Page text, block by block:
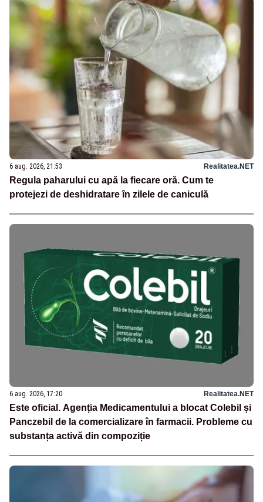
6 aug. 2026, 21:53 Realitatea.NET
Regula paharului cu apă la fiecare oră. Cum te
protejezi de deshidratare în zilele de caniculă
6 aug. 2026, 17:20 Realitatea.NET
Este oficial. Agenția Medicamentului a blocat Colebil și
Panczebil de la comercializare în farmacii. Probleme cu
substanța activă din compoziție